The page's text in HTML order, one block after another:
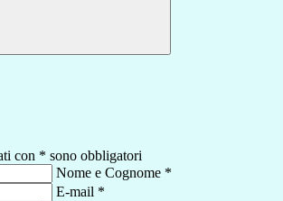
con * sono obbligatori
Nome e Cognome *
E-mail *